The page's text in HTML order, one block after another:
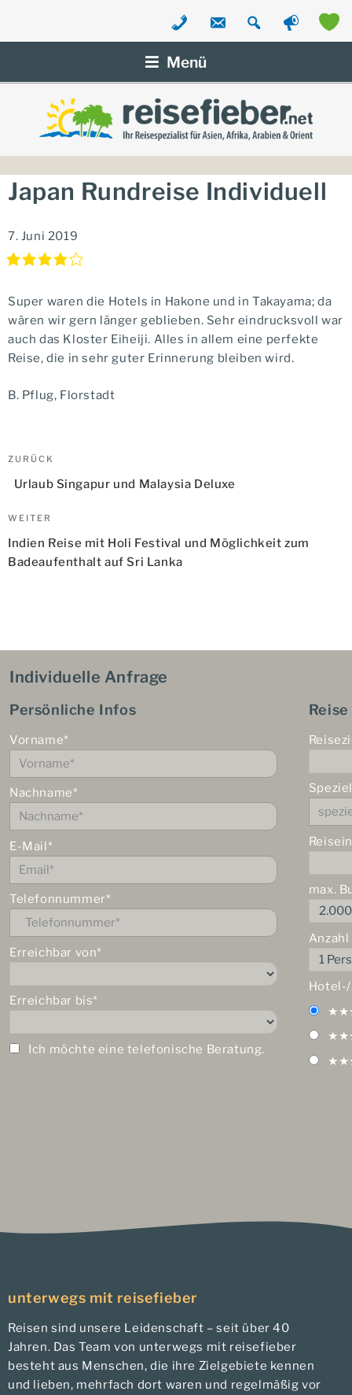
Zum
Menü
Japan Rundreise Individuell
7. Juni 2019
Super waren die Hotels in Hakone und in Takayama; da
wären wir gern länger geblieben. Sehr eindrucksvoll war
auch das Kloster Eiheiji. Alles in allem eine perfekte
Reise, die in sehr guter Erinnerung bleiben wird.
B. Pflug, Florstadt
Beitragsnavigation
Vorheriger
Beitrag
ZURÜCK
Urlaub Singapur und Malaysia Deluxe
Nächster
Beitrag
WEITER
Indien Reise mit Holi Festival und Möglichkeit zum
Badeaufenthalt auf Sri Lanka
Individuelle Anfrage
Persönliche Infos
Vorname*
Nachname*
E-Mail*
Telefonnummer*
Erreichbar von*
Erreichbar bis*
Ich möchte eine telefonische Beratung.
max.
unterwegs mit reisefieber
Reisen sind unsere Leidenschaft – seit über 40
Jahren. Das Team von unterwegs mit reisefieber
besteht aus Menschen, die ihre Zielgebiete kennen
und lieben, mehrfach dort waren und regelmäßig vor